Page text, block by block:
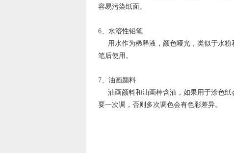
容易污染纸面。
6、水溶性铅笔
用水作为稀释液，颜色哑光，类似于水粉
笔后使用。
7、油画颜料
油画颜料和油画棒含油，如果用于涂色纸
要一次调，否则多次调色会有色彩差异。